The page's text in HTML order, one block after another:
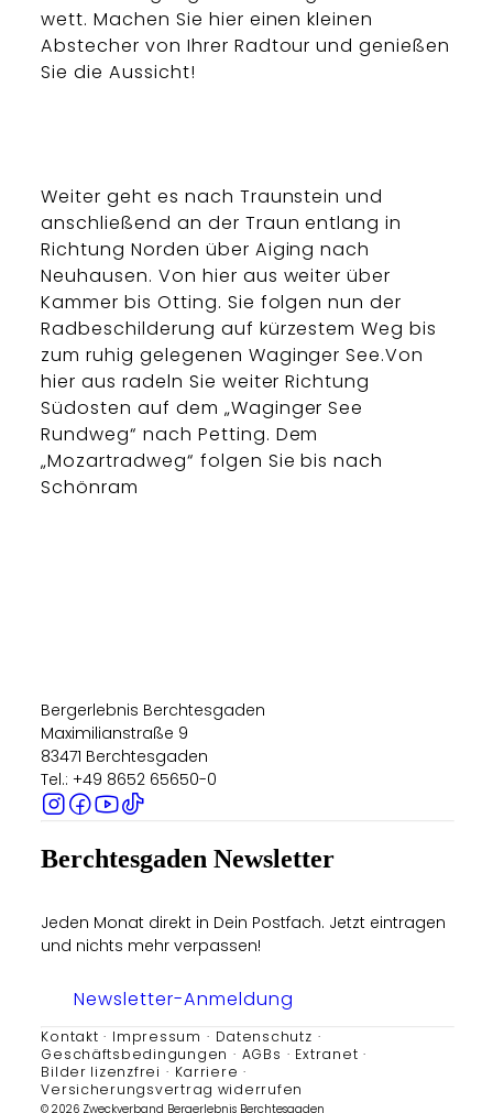
wett. Machen Sie hier einen kleinen
Abstecher von Ihrer Radtour und genießen
Sie die Aussicht!
Weiter geht es nach Traunstein und
anschließend an der Traun entlang in
Richtung Norden über Aiging nach
Neuhausen. Von hier aus weiter über
Kammer bis Otting. Sie folgen nun der
Radbeschilderung auf kürzestem Weg bis
zum ruhig gelegenen Waginger See.Von
hier aus radeln Sie weiter Richtung
Südosten auf dem „Waginger See
Rundweg“ nach Petting. Dem
„Mozartradweg“ folgen Sie bis nach
Schönram
Bergerlebnis Berchtesgaden
Maximilianstraße 9
83471 Berchtesgaden
Tel.: +49 8652 65650-0
Berchtesgaden Newsletter
Jeden Monat direkt in Dein Postfach. Jetzt eintragen
und nichts mehr verpassen!
Newsletter-Anmeldung
Kontakt Impressum
Datenschutz
Geschäftsbedingungen
AGBs
Extranet
Bilder lizenzfrei
Karriere
Versicherungsvertrag widerrufen
© 2026 Zweckverband Bergerlebnis Berchtesgaden